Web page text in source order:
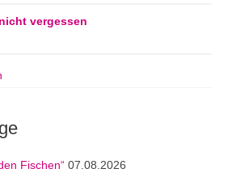
vergessen
Fischen“ 07.08.2026